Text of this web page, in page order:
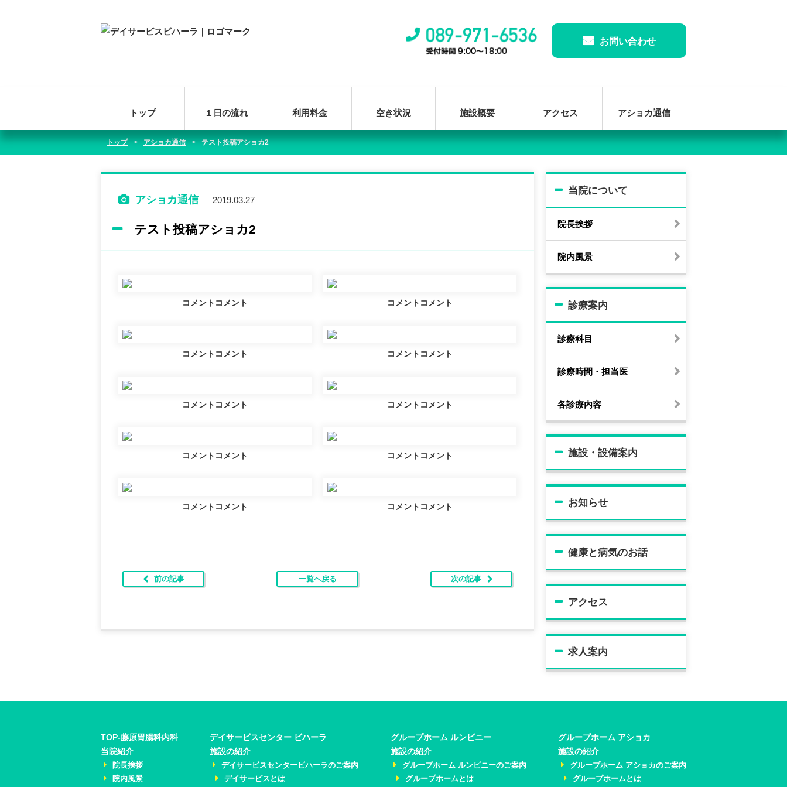
お問い合わせ
トップ １日の流れ 利用料金 空き状況 施設概要 アクセス アショカ通信
トップ アショカ通信 テスト投稿アショカ2
アショカ通信 2019.03.27
テスト投稿アショカ2
コメントコメント コメントコメント
コメントコメント コメントコメント
コメントコメント コメントコメント
コメントコメント コメントコメント
コメントコメント コメントコメント
前の記事 一覧へ戻る 次の記事
当院について
院長挨拶
院内風景
診療案内
診療科目
診療時間・担当医
各診療内容
施設・設備案内
お知らせ
健康と病気のお話
アクセス
求人案内
TOP-藤原胃腸科内科
当院紹介
院長挨拶
院内風景
デイサービスセンター ビハーラ
施設の紹介
デイサービスセンタービハーラのご案内
デイサービスとは
グループホーム ルンビニー
施設の紹介
グループホーム ルンビニーのご案内
グループホームとは
グループホーム アショカ
施設の紹介
グループホーム アショカのご案内
グループホームとは